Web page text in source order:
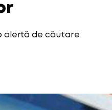
alertă de căutare